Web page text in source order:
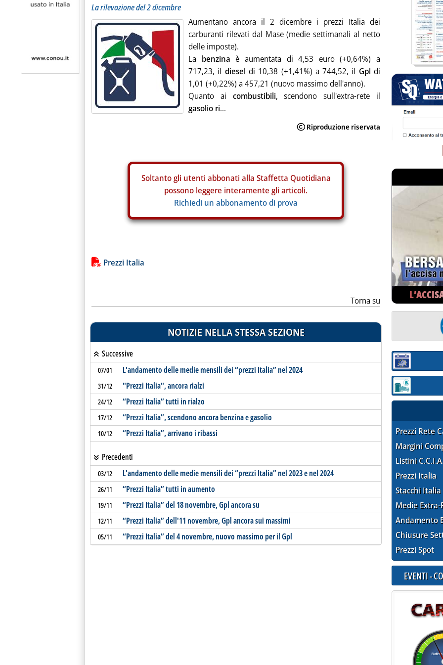
La rilevazione del 2 dicembre
Aumentano ancora il 2 dicembre i prezzi Italia dei
carburanti rilevati dal Mase (medie settimanali al netto
delle imposte).
La benzina è aumentata di 4,53 euro (+0,64%) a
717,23, il diesel di 10,38 (+1,41%) a 744,52, il Gpl di
1,01 (+0,22%) a 457,21 (nuovo massimo dell'anno).
Quanto ai combustibili, scendono sull'extra-rete il
gasolio ri...
Soltanto gli utenti abbonati alla Staffetta Quotidiana
possono leggere interamente gli articoli.
Richiedi un abbonamento di prova
Lista allegati PDF alla notizia
Prezzi Italia
Torna su
NOTIZIE NELLA STESSA SEZIONE
Successive
07/01 L'andamento delle medie mensili dei “prezzi Italia” nel 2024
31/12 "Prezzi Italia", ancora rialzi
24/12 “Prezzi Italia” tutti in rialzo
17/12 “Prezzi Italia”, scendono ancora benzina e gasolio
10/12 “Prezzi Italia”, arrivano i ribassi
Precedenti
03/12 L'andamento delle medie mensili dei “prezzi Italia” nel 2023 e nel 2024
26/11 “Prezzi Italia” tutti in aumento
19/11 “Prezzi Italia” del 18 novembre, Gpl ancora su
12/11 “Prezzi Italia” dell'11 novembre, Gpl ancora sui massimi
05/11 “Prezzi Italia” del 4 novembre, nuovo massimo per il Gpl
Sezione:
Sezione:
Prezzi Rete
Margini
Listini
Prezzi Italia
Stacchi Italia
Medie Extra-
Andamento
Chiusure
Prezzi Spot
EVENTI -